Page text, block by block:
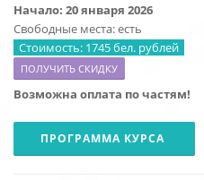
Начало: 20января 2026
Свободные места: есть
Стоимость: 1745 бел. рублей
ПОЛУЧИТЬ СКИДКУ
Возможна оплата по частям!
ПРОГРАММА КУРСА